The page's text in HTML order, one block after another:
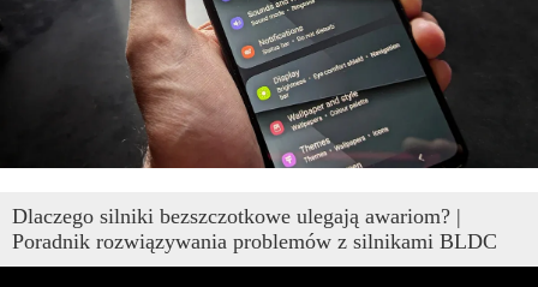
Dlaczego silniki bezszczotkowe ulegają awariom? |
Poradnik rozwiązywania problemów z silnikami BLDC